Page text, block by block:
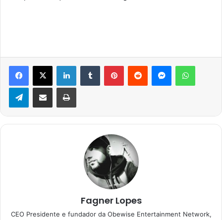
Facebook
X LinkedinTumblr PinterestReddit Messenger
TelegramCompartilhar via e-mail Imprimir
Fagner Lopes
CEO Presidente e fundador da Obewise Entertainment Network,